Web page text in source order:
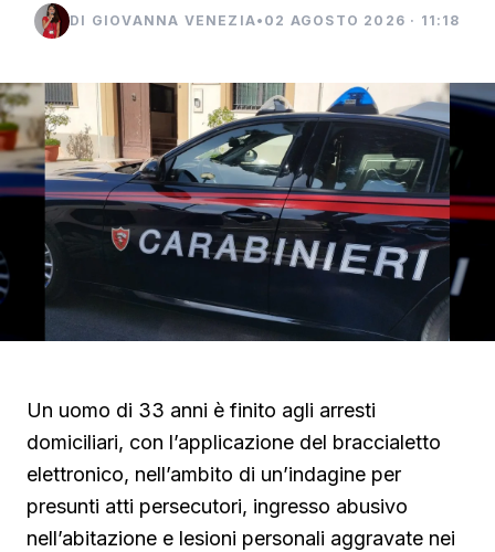
DI GIOVANNA VENEZIA• 02 AGOSTO 2026 · 11:18
Un uomo di 33 anni è finito agli arresti
domiciliari, con l’applicazione del braccialetto
elettronico, nell’ambito di un’indagine per
presunti atti persecutori, ingresso abusivo
nell’abitazione e lesioni personali aggravate nei